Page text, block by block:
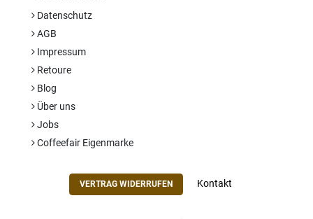
Datenschutz
AGB
Impressum
Retoure
Blog
Über uns
Jobs
Coffeefair Eigenmarke
VERTRAG WIDERRUFEN Kontakt